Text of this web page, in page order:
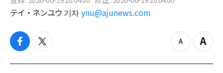
テイ・ネンユウ 기자 ynu@ajunews.com
f
c
t
i
z
o
Z
o